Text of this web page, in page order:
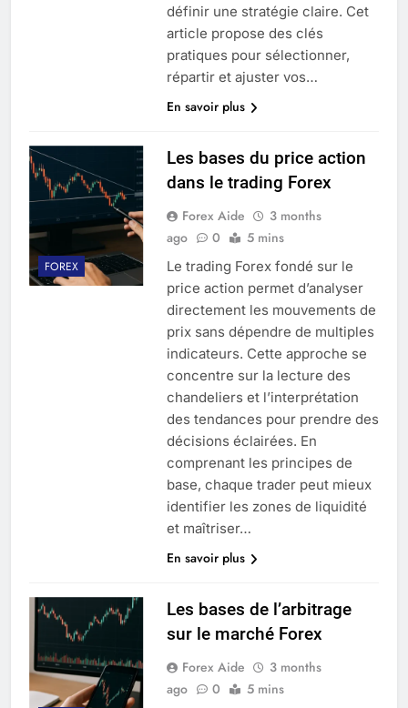
définir une stratégie claire. Cet
article propose des clés
pratiques pour sélectionner,
répartir et ajuster vos…
En savoir plus
FOREX
Les bases du price action
dans le trading Forex
Forex Aide
3 months
ago
0 5 mins
Le trading Forex fondé sur le
price action permet d’analyser
directement les mouvements de
prix sans dépendre de multiples
indicateurs. Cette approche se
concentre sur la lecture des
chandeliers et l’interprétation
des tendances pour prendre des
décisions éclairées. En
comprenant les principes de
base, chaque trader peut mieux
identifier les zones de liquidité
et maîtriser…
En savoir plus
Les bases de l’arbitrage
sur le marché Forex
Forex Aide
3 months
ago
0 5 mins